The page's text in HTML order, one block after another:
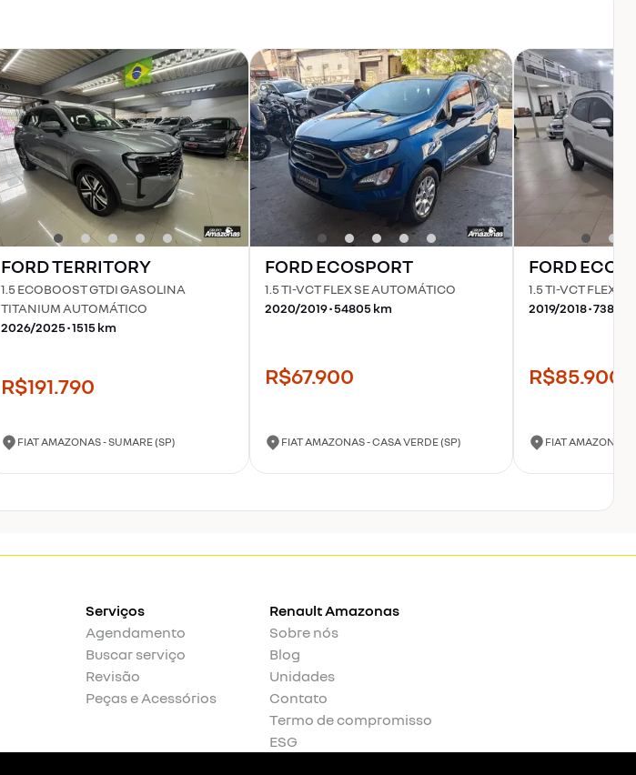
FORDTERRITORY
1.5 ECOBOOST GTDI GASOLINA
TITANIUM AUTOMÁTICO
2026/2025•1515km
R$191.790
FIAT AMAZONAS - SUMARE (SP)
FORDECOSPORT
1.5 TI-VCT FLEX SE AUTOMÁTICO
2020/2019•54805km
R$67.900
FIAT AMAZONAS - CASA VERDE (SP)
FORD
1.5 TI-VCT FLEX
2019/2018•73842
R$85.900
FIAT AMAZONAS
Serviços
Agendamento
Buscar serviço
Revisão
Peças e Acessórios
RenaultAmazonas
Sobre nós
Blog
Unidades
Contato
Termo de compromisso
ESG